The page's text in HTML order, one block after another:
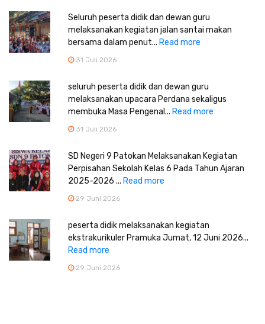
Seluruh peserta didik dan dewan guru
melaksanakan kegiatan jalan santai makan
bersama dalam penut... Read more
31 Juli 2026
seluruh peserta didik dan dewan guru
melaksanakan upacara Perdana sekaligus
membuka Masa Pengenal... Read more
31 Juli 2026
SD Negeri 9 Patokan Melaksanakan Kegiatan
Perpisahan Sekolah Kelas 6 Pada Tahun Ajaran
2025-2026 ... Read more
29 Juni 2026
peserta didik melaksanakan kegiatan
ekstrakurikuler Pramuka Jumat, 12 Juni 2026...
Read more
29 Juni 2026